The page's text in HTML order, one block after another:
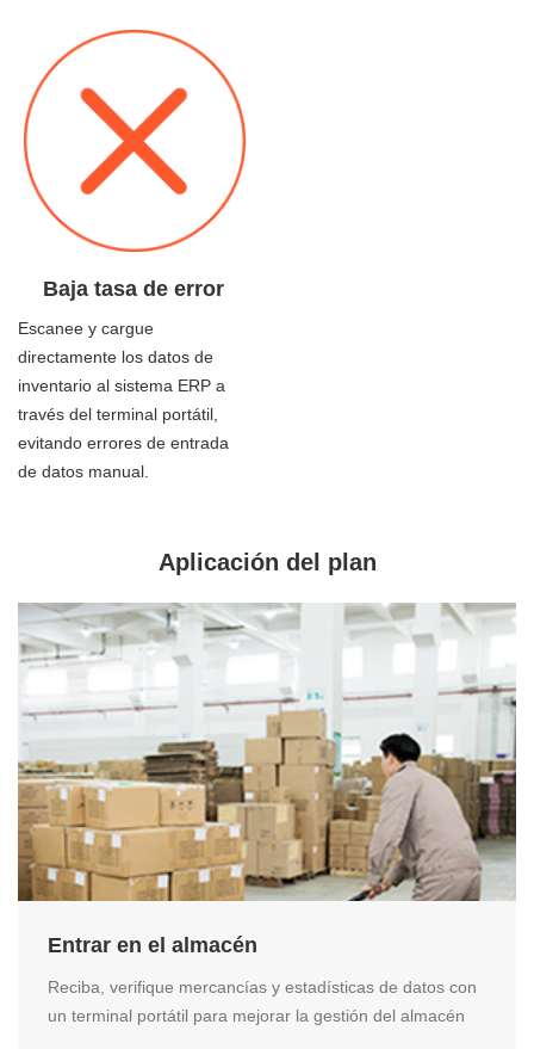
Baja tasa de error
Escanee y cargue
directamente los datos de
inventario al sistema ERP a
través del terminal portátil,
evitando errores de entrada
de datos manual.
Aplicación del plan
Entrar en el almacén
Reciba, verifique mercancías y estadísticas de datos con
un terminal portátil para mejorar la gestión del almacén